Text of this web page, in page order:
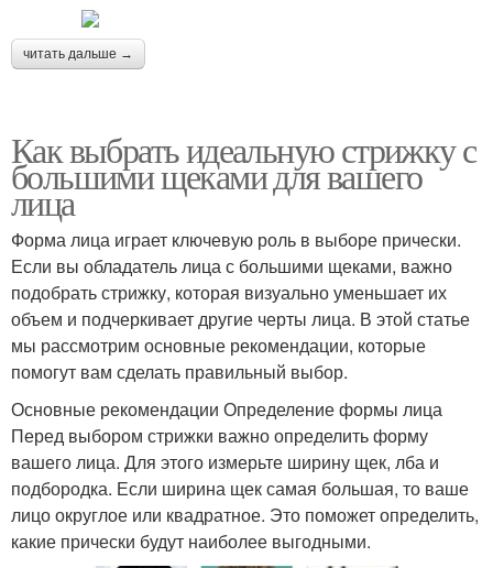
читать дальше →
Как выбрать идеальную стрижку с
большими щеками для вашего
лица
Форма лица играет ключевую роль в выборе прически.
Если вы обладатель лица с большими щеками, важно
подобрать стрижку, которая визуально уменьшает их
объем и подчеркивает другие черты лица. В этой статье
мы рассмотрим основные рекомендации, которые
помогут вам сделать правильный выбор.
Основные рекомендации Определение формы лица
Перед выбором стрижки важно определить форму
вашего лица. Для этого измерьте ширину щек, лба и
подбородка. Если ширина щек самая большая, то ваше
лицо округлое или квадратное. Это поможет определить,
какие прически будут наиболее выгодными.